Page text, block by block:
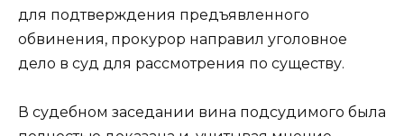
для подтверждения предъявленного
обвинения, прокурор направил уголовное
дело в суд для рассмотрения по существу.
В судебном заседании вина подсудимого была